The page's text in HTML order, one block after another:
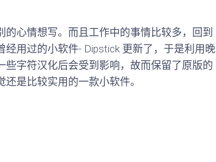
心情想写。而且工作中的事情比较多，回到
用过的小软件- Dipstick 更新了，于是利用晚
字符汉化后会受到影响，故而保留了原版的
是比较实用的一款小软件。